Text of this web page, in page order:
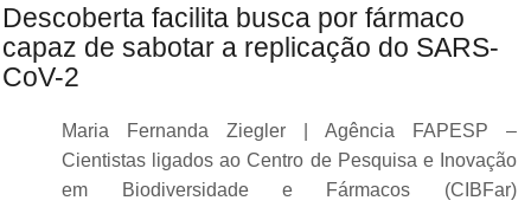
Descoberta facilita busca por fármaco
capaz de sabotar a replicação do SARS-
CoV-2
Maria Fernanda Ziegler | Agência FAPESP –
Cientistas ligados ao Centro de Pesquisa e Inovação
em Biodiversidade e Fármacos (CIBFar)